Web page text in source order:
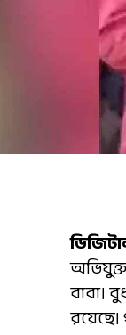
অভিযুক্ত
বাবা।
রয়েছে।